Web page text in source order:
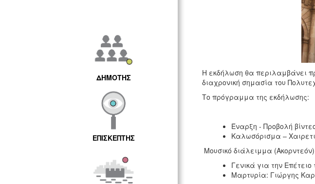
ΔΗΜΟΤΗΣ
ΕΠΙΣΚΕΠΤΗΣ
Η εκδήλωση θα περιλαμβάνει
διαχρονική σημασία του
Το πρόγραμμα της εκδήλωσης:
Έναρξη - Προβολή
Καλωσόρισμα –
Μουσικό διάλειμμα (Ακορντεόν)
Γενικά για την Επέτειο
Μαρτυρία: Γιώργης